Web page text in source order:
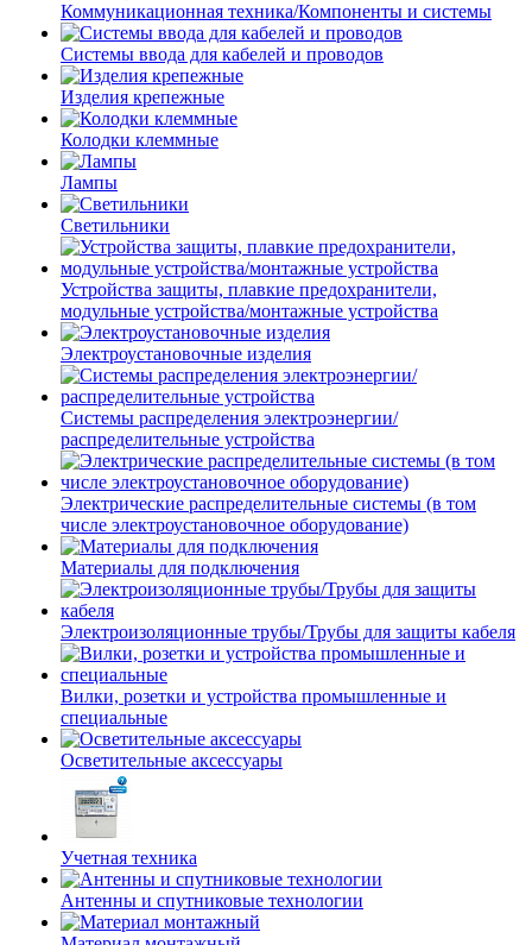
Коммуникационная техника/Компоненты и системы
Системы ввода для кабелей и проводов
Изделия крепежные
Колодки клеммные
Лампы
Светильники
Устройства защиты, плавкие предохранители,
модульные устройства/монтажные устройства
Электроустановочные изделия
Системы распределения электроэнергии/
распределительные устройства
Электрические распределительные системы (в том
числе электроустановочное оборудование)
Материалы для подключения
Электроизоляционные трубы/Трубы для защиты кабеля
Вилки, розетки и устройства промышленные и
специальные
Осветительные аксессуары
Учетная техника
Антенны и спутниковые технологии